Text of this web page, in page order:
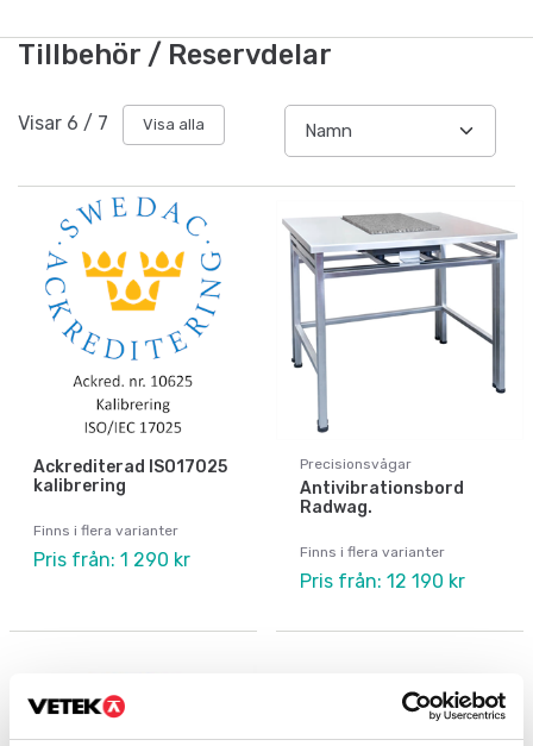
Tillbehör / Reservdelar
Visar 6 / 7 Visa alla
Ackrediterad ISO17025
kalibrering
Finns i flera varianter
Pris från: 1 290 kr
Precisionsvågar
Antivibrationsbord
Radwag.
Finns i flera varianter
Pris från: 12 190 kr